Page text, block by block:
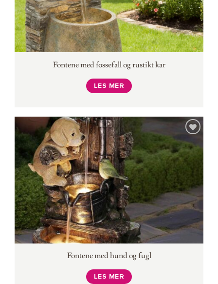
Fontene med fossefall og rustikt kar
LES MER
Fontene med hund og fugl
LES MER